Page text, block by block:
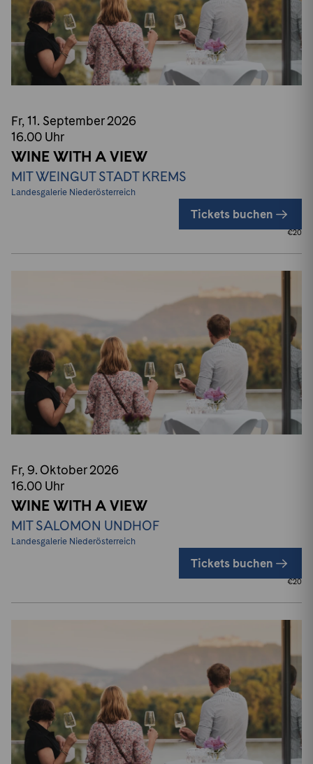
Fr, 11. September 2026
16.00 Uhr
WINE WITH A VIEW
MIT WEINGUT STADT KREMS
Landesgalerie Niederösterreich
Tickets buchen
€20
Fr, 9. Oktober 2026
16.00 Uhr
WINE WITH A VIEW
MIT SALOMON UNDHOF
Landesgalerie Niederösterreich
Tickets buchen
€20